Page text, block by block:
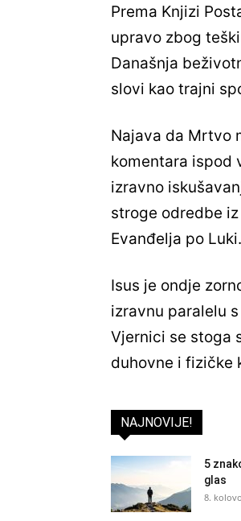
Prema Knjizi
upravo zbog
Današnja
slovi kao trajni
Najava da Mrtvo
komentara ispod
izravno
stroge odredbe
Evanđelja po Luki.
Isus je ondje
izravnu paralelu
Vjernici se stoga
duhovne i fizičke
NAJNOVIJE!
5
glas
8.